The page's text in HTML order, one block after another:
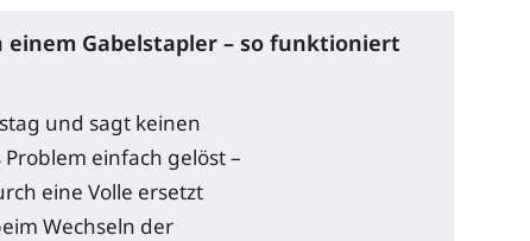
Gabelstapler – so funktioniert
und sagt keinen
einfach gelöst –
eine Volle ersetzt
Wechseln der